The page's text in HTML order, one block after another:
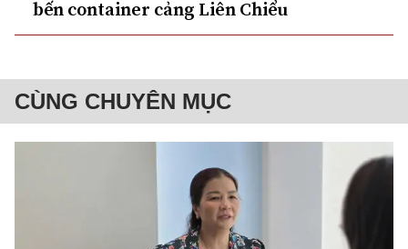
bến container cảng Liên Chiểu
CÙNG CHUYÊN MỤC